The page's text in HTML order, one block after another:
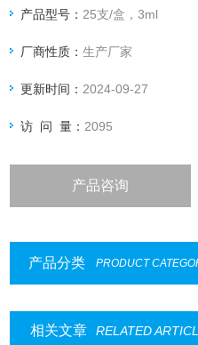
重要的作用。
产品型号： 25支/盒，3ml
厂商性质：生产厂家
更新时间： 2024-09-27
访 问 量： 2095
产品咨询
产品分类 PRODUCT
相关文章 RELATED